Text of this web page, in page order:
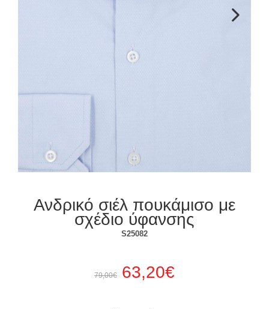
Ανδρικό σιέλ πουκάμισο με
σχέδιο ύφανσης
S25082
79,00€ 63,20€